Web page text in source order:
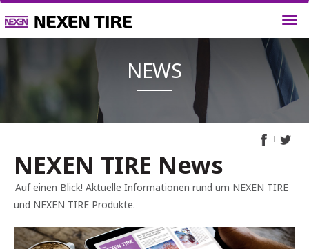
NEWS
NEXEN TIRE News
Auf einen Blick! Aktuelle Informationen rund um NEXEN TIRE
und NEXEN TIRE Produkte.